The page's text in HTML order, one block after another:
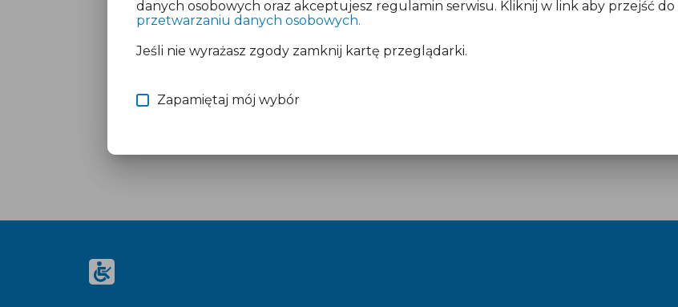
danych osobowych oraz akceptujesz regulamin serwisu. Kliknij w link aby przejść do
przetwarzaniu danych osobowych.
Jeśli nie wyrażasz zgody zamknij kartę przeglądarki.
Zapamiętaj mój wybór